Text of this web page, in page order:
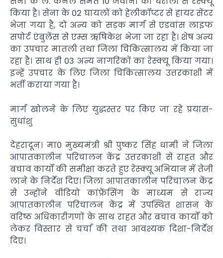
किया है। सेना के 02 घायलों को हेलीकॉप्टर से हायर सेंटर
भेजा गया है, दो अन्य को सड़क मार्ग से एडवांस लाइफ
सपोर्ट एंबुलेंस से एम्स ऋषिकेश भेजा जा रहा है। शेष अन्य
का उपचार मातली तथा जिला चिकित्सालय में किया जा
रहा है। साथ ही 03 अन्य नागरिकों का रेस्क्यू किया गया।
इन्हें उपचार के लिए जिला चिकित्सालय उत्तरकाशी में
भर्ती कराया गया है।
मार्ग खोलने के लिए युद्धस्तर पर किए जा रहे प्रयास-
सुधांशु
देहरादून। मा0 मुख्यमंत्री श्री पुष्कर सिंह धामी ने जिला
आपातकालीन परिचालन केंद्र उत्तरकाशी से राहत और
बचाव कार्यों की समीक्षा करते हुए रेस्क्यू अभियान में तेजी
लाने के निर्देश दिए। जिला आपातकालीन परिचालन केंद्र
से उन्होंने वीडियो कांफ्रेंसिंग के माध्यम से राज्य
आपातकालीन परिचालन केंद्र में उपस्थित शासन के
वरिष्ठ अधिकारीगणों के साथ राहत और बचाव कार्यों को
लेकर विस्तार से चर्चा की तथा आवश्यक दिशा-निर्देश
दिए।